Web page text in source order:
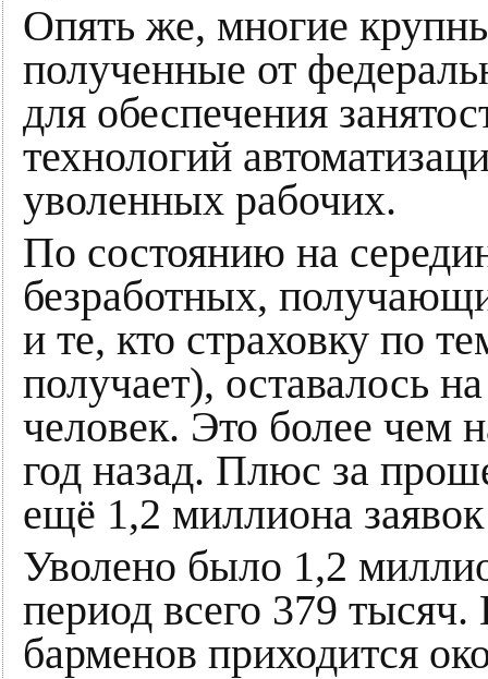
Опять же, многие
полученные от
для обеспечения
технологий
уволенных рабочих.
По состоянию на
безработных,
и те, кто страховку по
получает), оставалось
человек. Это более чем
год назад. Плюс за
ещё 1,2 миллиона
Уволено было 1,2
период всего 379
барменов приходится